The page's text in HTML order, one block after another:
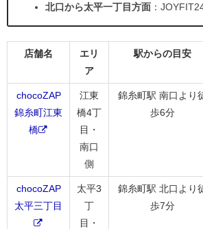
北口から太平一丁目方面 ：
店舗名
エリ
ア
駅からの目安
chocoZAP
錦糸町江東
橋
江東
橋4丁
目・
南口
側
錦糸町駅 南口より
歩6分
chocoZAP
太平三丁目
太平3
丁
目・
錦糸町駅 北口より
歩7分